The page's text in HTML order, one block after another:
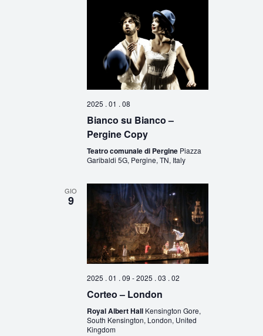
2025 . 01 . 08
Bianco su Bianco –
Pergine Copy
Teatro comunale di Pergine Piazza
Garibaldi 5G, Pergine, TN, Italy
GIO
9
2025 . 01 . 09 -2025 . 03 . 02
Corteo – London
Royal Albert Hall Kensington Gore,
South Kensington, London, United
Kingdom